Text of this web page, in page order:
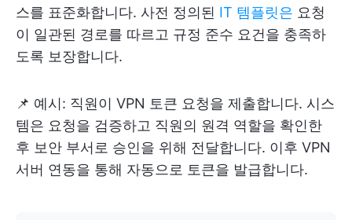
스를 표준화합니다. 사전 정의된 IT 템플릿은 요청
이 일관된 경로를 따르고 규정 준수 요건을 충족하
도록 보장합니다.
📌 예시: 직원이 VPN 토큰 요청을 제출합니다. 시스
템은 요청을 검증하고 직원의 원격 역할을 확인한
후 보안 부서로 승인을 위해 전달합니다. 이후 VPN
서버 연동을 통해 자동으로 토큰을 발급합니다.